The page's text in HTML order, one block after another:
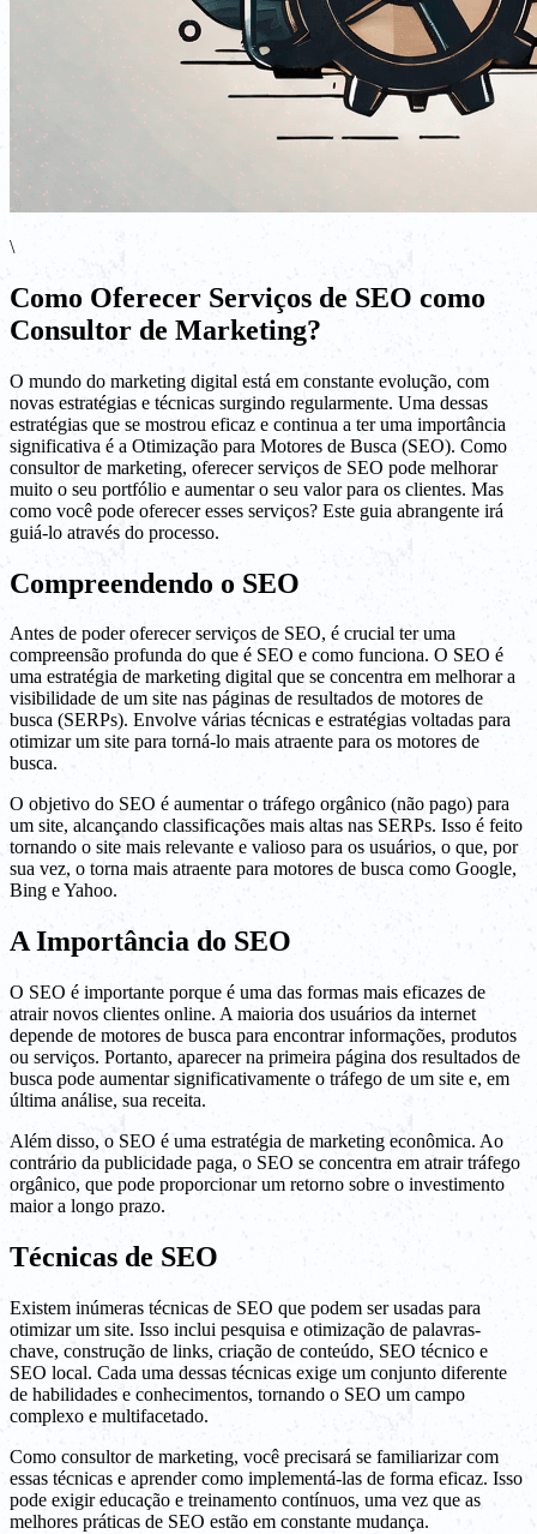
\
Como Oferecer Serviços de SEO como
Consultor de Marketing?
O mundo do marketing digital está em constante evolução, com
novas estratégias e técnicas surgindo regularmente. Uma dessas
estratégias que se mostrou eficaz e continua a ter uma importância
significativa é a Otimização para Motores de Busca (SEO). Como
consultor de marketing, oferecer serviços de SEO pode melhorar
muito o seu portfólio e aumentar o seu valor para os clientes. Mas
como você pode oferecer esses serviços? Este guia abrangente irá
guiá-lo através do processo.
Compreendendo o SEO
Antes de poder oferecer serviços de SEO, é crucial ter uma
compreensão profunda do que é SEO e como funciona. O SEO é
uma estratégia de marketing digital que se concentra em melhorar a
visibilidade de um site nas páginas de resultados de motores de
busca (SERPs). Envolve várias técnicas e estratégias voltadas para
otimizar um site para torná-lo mais atraente para os motores de
busca.
O objetivo do SEO é aumentar o tráfego orgânico (não pago) para
um site, alcançando classificações mais altas nas SERPs. Isso é feito
tornando o site mais relevante e valioso para os usuários, o que, por
sua vez, o torna mais atraente para motores de busca como Google,
Bing e Yahoo.
A Importância do SEO
O SEO é importante porque é uma das formas mais eficazes de
atrair novos clientes online. A maioria dos usuários da internet
depende de motores de busca para encontrar informações, produtos
ou serviços. Portanto, aparecer na primeira página dos resultados de
busca pode aumentar significativamente o tráfego de um site e, em
última análise, sua receita.
Além disso, o SEO é uma estratégia de marketing econômica. Ao
contrário da publicidade paga, o SEO se concentra em atrair tráfego
orgânico, que pode proporcionar um retorno sobre o investimento
maior a longo prazo.
Técnicas de SEO
Existem inúmeras técnicas de SEO que podem ser usadas para
otimizar um site. Isso inclui pesquisa e otimização de palavras-
chave, construção de links, criação de conteúdo, SEO técnico e
SEO local. Cada uma dessas técnicas exige um conjunto diferente
de habilidades e conhecimentos, tornando o SEO um campo
complexo e multifacetado.
Como consultor de marketing, você precisará se familiarizar com
essas técnicas e aprender como implementá-las de forma eficaz. Isso
pode exigir educação e treinamento contínuos, uma vez que as
melhores práticas de SEO estão em constante mudança.